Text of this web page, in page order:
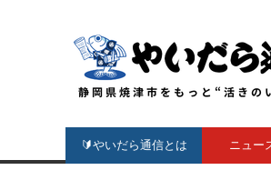
🔰やいだら通信とは ニュー